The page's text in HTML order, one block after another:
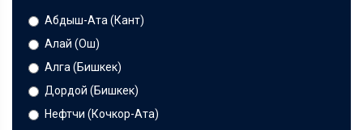
Абдыш-Ата (Кант)
Алай (Ош)
Алга (Бишкек)
Дордой (Бишкек)
Нефтчи (Кочкор-Ата)